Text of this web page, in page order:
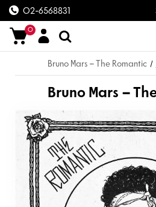
02-6568831
0
/
Bruno Mars – The Romantic
Bruno Mars –